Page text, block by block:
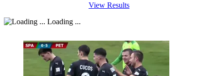
View Results
Loading ...